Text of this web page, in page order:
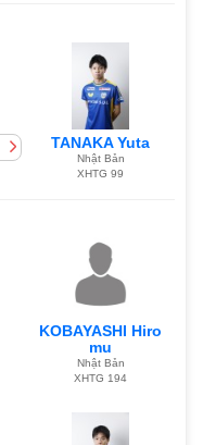
TANAKA Yuta
Nhật Bản
XHTG 99
KOBAYASHI Hiro
mu
Nhật Bản
XHTG 194